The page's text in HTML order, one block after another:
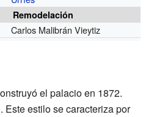
Remodelación
Carlos Malibrán Vieytiz
el palacio en 1872.
estilo se caracteriza por